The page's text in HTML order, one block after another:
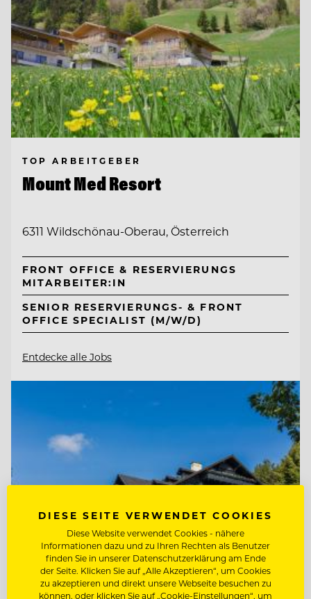
TOP ARBEITGEBER
Mount Med Resort
6311 Wildschönau-Oberau, Österreich
FRONT OFFICE & RESERVIERUNGS
MITARBEITER:IN
SENIOR RESERVIERUNGS- & FRONT
OFFICE SPECIALIST (M/W/D)
Entdecke alle Jobs
TOP ARBEITGEBER
DIESE SEITE VERWENDET COOKIES
Diese Website verwendet Cookies - nähere
Informationen dazu und zu Ihren Rechten als Benutzer
finden Sie in unserer Datenschutzerklärung am Ende
der Seite. Klicken Sie auf „Alle Akzeptieren“, um Cookies
zu akzeptieren und direkt unsere Webseite besuchen zu
können, oder klicken Sie auf „Cookie-Einstellungen“, um